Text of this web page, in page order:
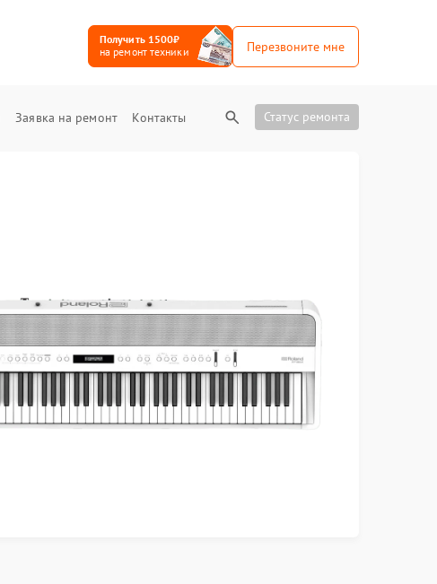
Получить 1500₽
на ремонт техники
Перезвоните мне
Заявка на ремонт Контакты Статус ремонта